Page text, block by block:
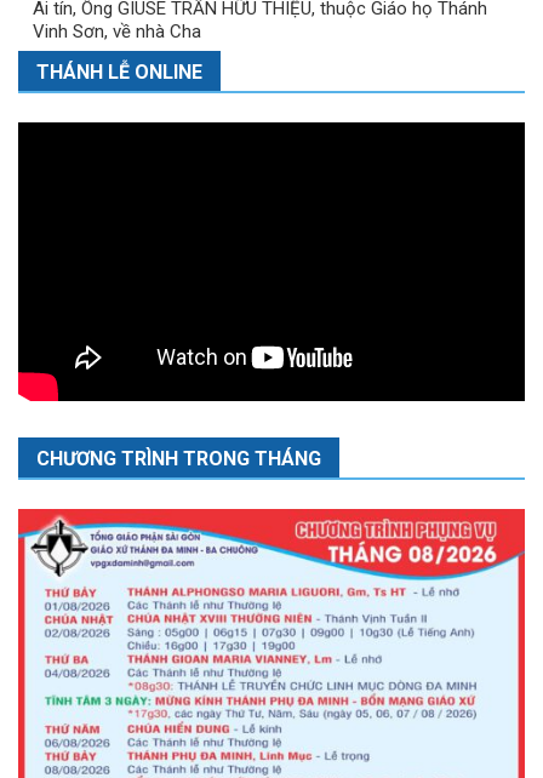
Ai tín, Ông GIUSE TRẦN HỮU THIỆU, thuộc Giáo họ Thánh
Vinh Sơn, về nhà Cha
THÁNH LỄ ONLINE
CHƯƠNG TRÌNH TRONG THÁNG